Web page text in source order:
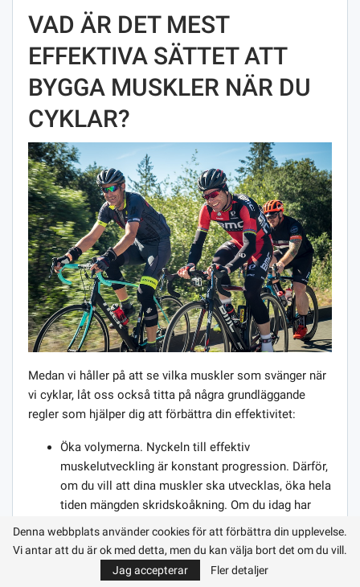
VAD ÄR DET MEST
EFFEKTIVA SÄTTET ATT
BYGGA MUSKLER NÄR DU
CYKLAR?
Medan vi håller på att se vilka muskler som svänger när
vi cyklar, låt oss också titta på några grundläggande
regler som hjälper dig att förbättra din effektivitet:
Öka volymerna. Nyckeln till effektiv
muskelutveckling är konstant progression. Därför,
om du vill att dina muskler ska utvecklas, öka hela
tiden mängden skridskoåkning. Om du idag har
kört 1 km, försök nästa gång att köra 2 km, etc.
Gör dina cykelturer varierade. Du bör inte ständigt
åka på samma rutt. Bättre att växla, till exempel
att köra över tuff terräng och asfaltvägar. Således
Denna webbplats använder cookies för att förbättra din upplevelse.
Vi antar att du är ok med detta, men du kan välja bort det om du vill.
Jag accepterar
Fler detaljer